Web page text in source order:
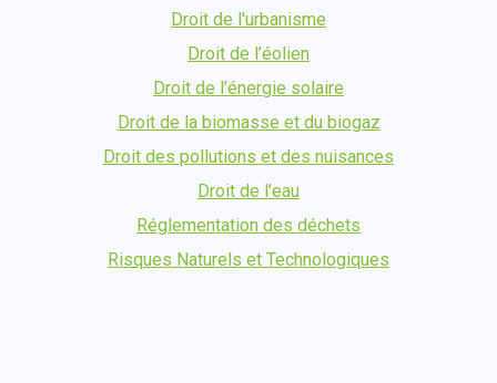
Droit de l'urbanisme
Droit de l’éolien
Droit de l’énergie solaire
Droit de la biomasse et du biogaz
Droit des pollutions et des nuisances
Droit de l’eau
Réglementation des déchets
Risques Naturels et Technologiques